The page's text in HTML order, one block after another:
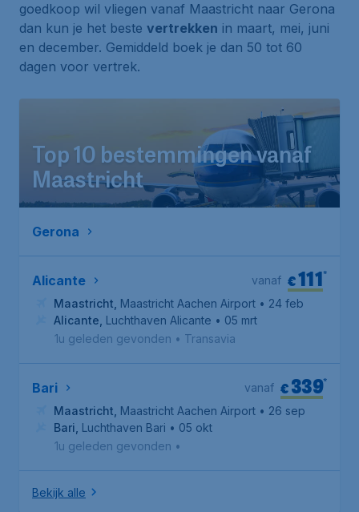
goedkoop wil vliegen vanaf Maastricht naar Gerona
dan kun je het beste vertrekken in maart, mei, juni
en december. Gemiddeld boek je dan 50 tot 60
dagen voor vertrek.
Top 10 bestemmingen vanaf
Maastricht
Gerona
Alicante €111*
vanaf
Maastricht Maastricht Aachen Airport • 24 feb
Alicante Luchthaven Alicante • 05 mrt
1u geleden gevonden • Transavia
Bari €339*
vanaf
Maastricht Maastricht Aachen Airport • 26 sep
Bari Luchthaven Bari • 05 okt
1u geleden gevonden •
Bekijk alle